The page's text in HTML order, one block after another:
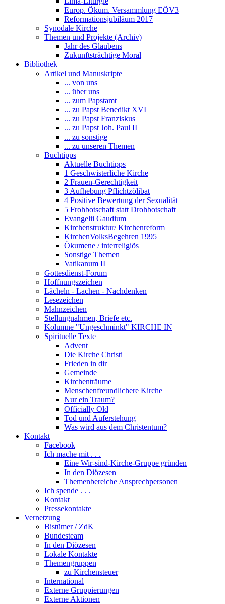
Europ. Ökum. Versammlung EÖV3
Reformationsjubiläum 2017
Synodale Kirche
Themen und Projekte (Archiv)
Jahr des Glaubens
Zukunftsträchtige Moral
Bibliothek
Artikel und Manuskripte
... von uns
... über uns
... zum Papstamt
... zu Papst Benedikt XVI
... zu Papst Franziskus
... zu Papst Joh. Paul II
... zu sonstige
... zu unseren Themen
Buchtipps
Aktuelle Buchtipps
1 Geschwisterliche Kirche
2 Frauen-Gerechtigkeit
3 Aufhebung Pflichtzölibat
4 Positive Bewertung der Sexualität
5 Frohbotschaft statt Drohbotschaft
Evangelii Gaudium
Kirchenstruktur/ Kirchenreform
KirchenVolksBegehren 1995
Ökumene / interreligiös
Sonstige Themen
Vatikanum II
Gottesdienst-Forum
Hoffnungszeichen
Lächeln - Lachen - Nachdenken
Lesezeichen
Mahnzeichen
Stellungnahmen, Briefe etc.
Kolumne "Ungeschminkt" KIRCHE IN
Spirituelle Texte
Advent
Die Kirche Christi
Frieden in dir
Gemeinde
Kirchenträume
Menschenfreundlichere Kirche
Nur ein Traum?
Officially Old
Tod und Auferstehung
Was wird aus dem Christentum?
Kontakt
Facebook
Ich mache mit . . .
Eine Wir-sind-Kirche-Gruppe gründen
In den Diözesen
Themenbereiche Ansprechpersonen
Ich spende . . .
Kontakt
Pressekontakte
Vernetzung
Bistümer / ZdK
Bundesteam
In den Diözesen
Lokale Kontakte
Themengruppen
zu Kirchensteuer
International
Externe Gruppierungen
Externe Aktionen